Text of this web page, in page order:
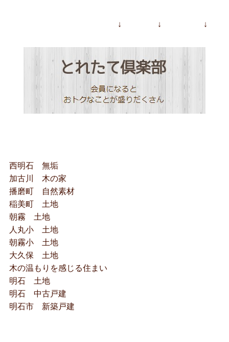
↓ ↓ ↓
西明石 無垢
加古川 木の家
播磨町 自然素材
稲美町 土地
朝霧 土地
人丸小 土地
朝霧小 土地
大久保 土地
木の温もりを感じる住まい
明石 土地
明石 中古戸建
明石市 新築戸建